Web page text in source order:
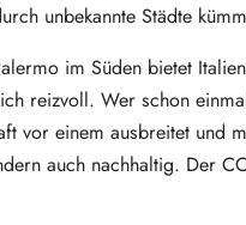
unbekannte Städte
im Süden bietet
reizvoll. Wer schon
vor einem ausbreitet und
auch nachhaltig. Der